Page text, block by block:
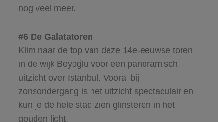
nog veel meer.
#6 De Galatatoren
Klim naar de top van deze 14e-eeuwse toren
in de wijk Beyoğlu voor een panoramisch
uitzicht over Istanbul. Vooral bij
zonsondergang is het uitzicht spectaculair en
kun je de hele stad zien glinsteren in het
gouden licht.